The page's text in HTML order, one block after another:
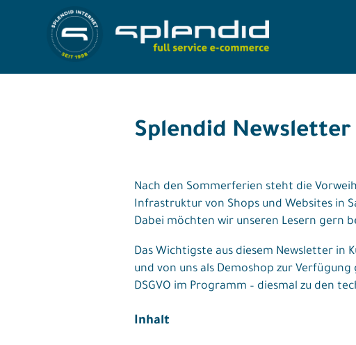
Skip
Splendid Newsletter
Nach den Sommerferien steht die
Infrastruktur von Shops und Websites in
Dabei möchten wir unseren Lesern gern
Das Wichtigste aus diesem Newsletter in
und von uns als Demoshop zur
DSGVO im Programm – diesmal zu den
Inhalt